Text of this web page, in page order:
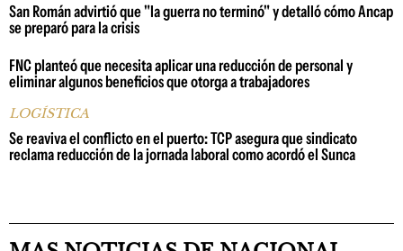
San Román advirtió que "la guerra no terminó" y detalló cómo Ancap
se preparó para la crisis
FNC planteó que necesita aplicar una reducción de personal y
eliminar algunos beneficios que otorga a trabajadores
LOGÍSTICA
Se reaviva el conflicto en el puerto: TCP asegura que sindicato
reclama reducción de la jornada laboral como acordó el Sunca